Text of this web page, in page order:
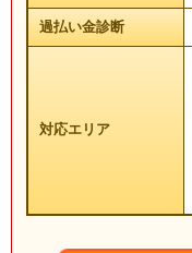
過払い金診断
対応エリア